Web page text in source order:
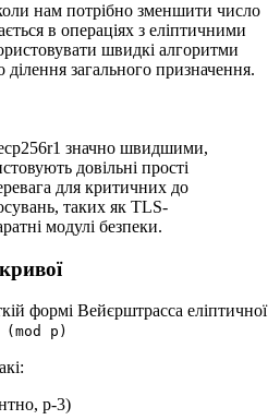
нам потрібно зменшити число
в операціях з еліптичними
швидкі алгоритми
ділення загального призначення.
значно швидшими,
довільні прості
для критичних до
таких як TLS-
модулі безпеки.
формі Вейєрштрасса еліптичної
p)
p-3)